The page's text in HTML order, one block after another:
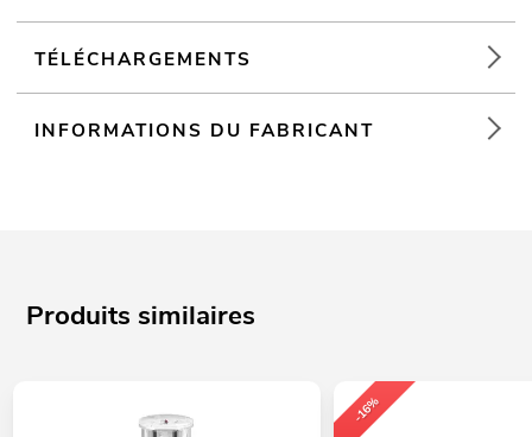
TÉLÉCHARGEMENTS
INFORMATIONS DU FABRICANT
Produits similaires
-16%